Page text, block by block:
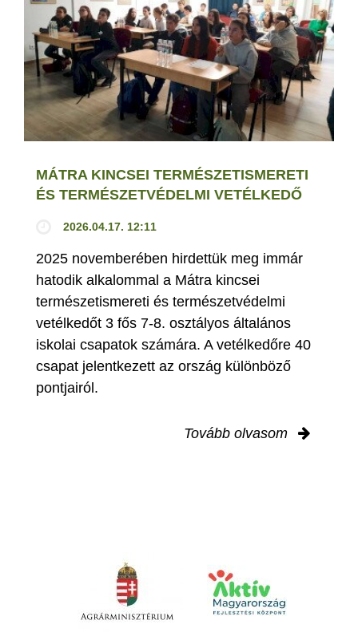
MÁTRA KINCSEI TERMÉSZETISMERETI
ÉS TERMÉSZETVÉDELMI VETÉLKEDŐ
2026.04.17. 12:11
2025 novemberében hirdettük meg immár
hatodik alkalommal a Mátra kincsei
természetismereti és természetvédelmi
vetélkedőt 3 fős 7-8. osztályos általános
iskolai csapatok számára. A vetélkedőre 40
csapat jelentkezett az ország különböző
pontjairól.
Tovább olvasom